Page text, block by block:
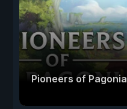
Pioneers of Pagonia